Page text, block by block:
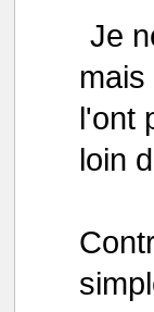
Je
l'ont
loin